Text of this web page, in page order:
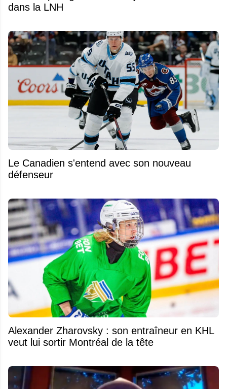
dans la LNH
Le Canadien s'entend avec son nouveau
défenseur
Alexander Zharovsky : son entraîneur en KHL
veut lui sortir Montréal de la tête